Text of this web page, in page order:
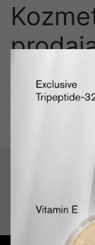
Kozmetika i
šminka najbolja
prodaja Srbija.